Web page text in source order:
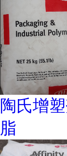
陶氏增
脂